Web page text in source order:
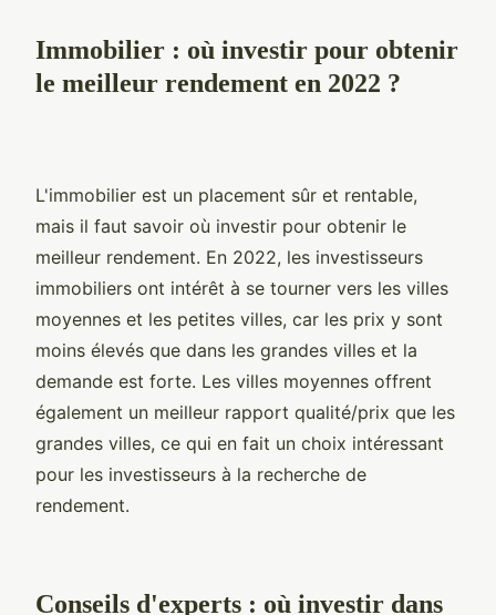
Immobilier : où investir pour obtenir
le meilleur rendement en 2022 ?
L'immobilier est un placement sûr et rentable,
mais il faut savoir où investir pour obtenir le
meilleur rendement. En 2022, les investisseurs
immobiliers ont intérêt à se tourner vers les villes
moyennes et les petites villes, car les prix y sont
moins élevés que dans les grandes villes et la
demande est forte. Les villes moyennes offrent
également un meilleur rapport qualité/prix que les
grandes villes, ce qui en fait un choix intéressant
pour les investisseurs à la recherche de
rendement.
Conseils d'experts : où investir dans